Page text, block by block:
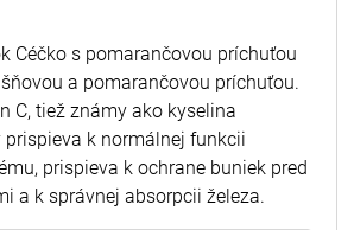
Céčko s pomarančovou príchuťou
a pomarančovou príchuťou.
C, tiež známy ako kyselina
prispieva k normálnej funkcii
prispieva k ochrane buniek pred
a k správnej absorpcii železa.